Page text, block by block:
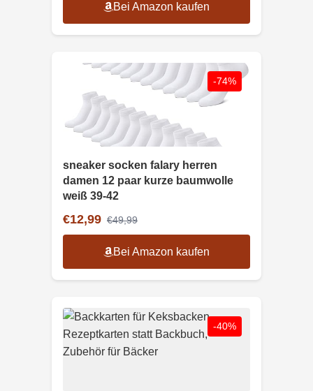
Bei Amazon kaufen
-74%
sneaker socken falary herren
damen 12 paar kurze baumwolle
weiß 39-42
€12,99 €49,99
Bei Amazon kaufen
-40%